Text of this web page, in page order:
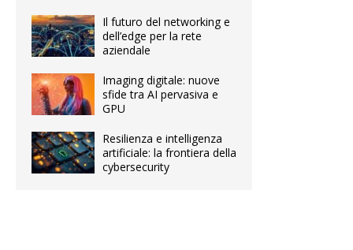
Il futuro del networking e
dell’edge per la rete
aziendale
Imaging digitale: nuove
sfide tra AI pervasiva e
GPU
Resilienza e intelligenza
artificiale: la frontiera della
cybersecurity